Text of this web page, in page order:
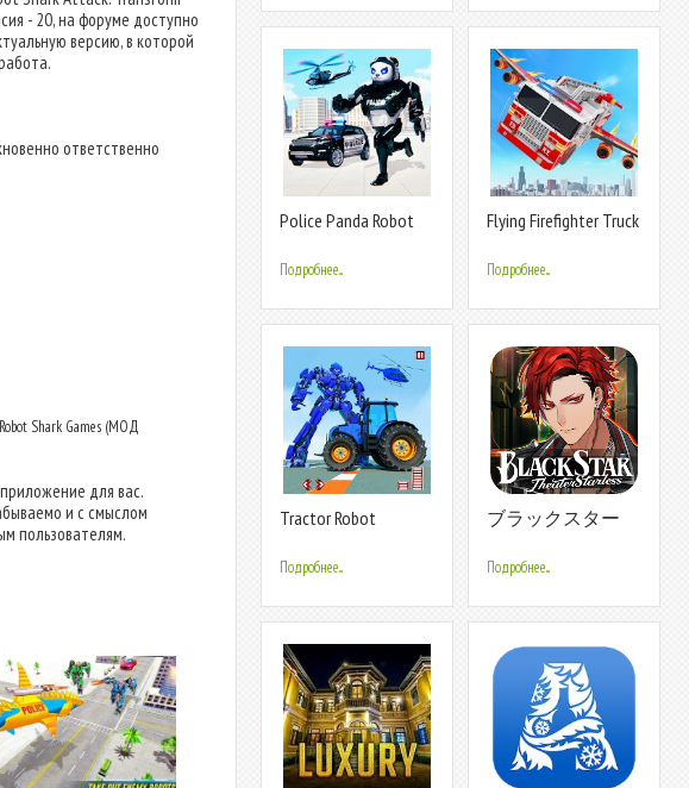
- 20, на форуме доступно
версию, в которой
ответственно
Shark Games (МОД
для вас.
и с смыслом
пользователям.
Police Panda Robot
Car Games
Подробнее...
Flying Firefighter Truck
Games
Подробнее...
Tractor Robot
Moto Robot Games
Подробнее...
ブラックスター
Подробнее...